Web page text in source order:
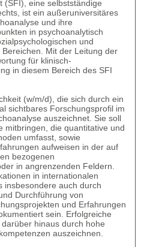
(SFI), eine selbstständige
ist ein außeruniversitäres
und ihre
in psychoanalytisch
und
Mit der Leitung der
für klinisch-
in diesem Bereich des SFI
(w/m/d), die sich durch ein
sichtbares Forschungsprofil im
auszeichnet. Sie soll
mitbringen, die quantitative und
umfasst, sowie
aufweisen in der auf
bezogenen
in angrenzenden Feldern.
in internationalen
insbesondere auch durch
Durchführung von
und Erfahrungen
sein. Erfolgreiche
hinaus durch hohe
auszeichnen.